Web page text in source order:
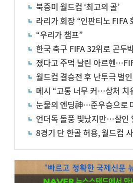
북중미 월드컵 ‘최고의 골’
라리가 회장 “인판티노 FIFA
“우리가 챔프”
한국 축구 FIFA 32위로 곤두
졌다고 주먹 날린 아르헨
월드컵 결승전 후 난투극 벌
메시 “고통 너무 커…상처 치
눈물의 엔딩神…준우승으로
언더독 돌풍 빛났지만…살인
8경기 단 한골 허용, 월드컵